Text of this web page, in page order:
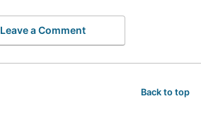
Leave a Comment
Back to top